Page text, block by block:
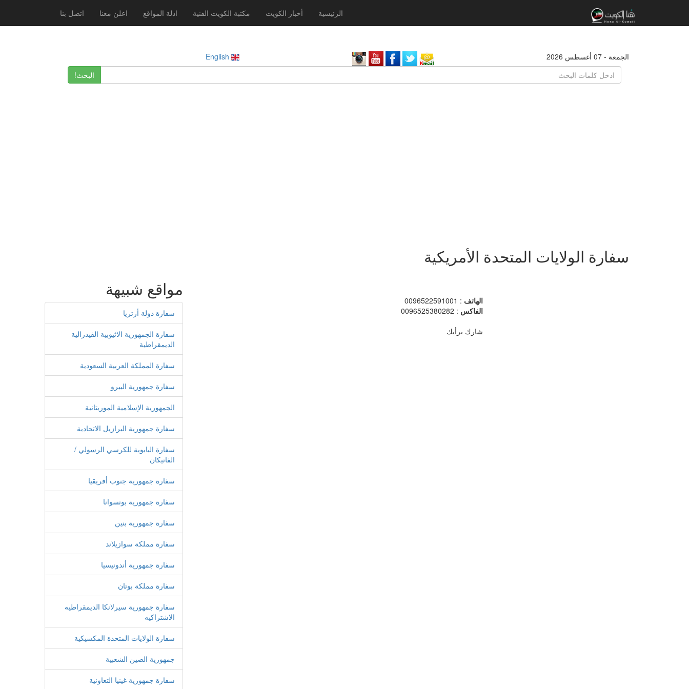
الرئيسية أخبار الكويت مكتبة الكويت الفنية ادلة المواقع اعلن معنا اتصل بنا
الجمعة - 07 أغسطس 2026
البحث!
سفارة الولايات المتحدة الأمريكية
الهاتف : 0096522591001
الفاكس : 0096525380282
شارك برأيك
مواقع شبيهة
سفارة دولة أرتريا
سفارة الجمهورية الاثيوبية الفيدرالية
الديمقراطية
سفارة المملكة العربية السعودية
سفارة جمهورية البيرو
الجمهورية الإسلامية الموريتانية
سفارة جمهورية البرازيل الاتحادية
سفارة البابوية للكرسي الرسولي /
الفاتيكان
سفارة جمهورية جنوب أفريقيا
سفارة جمهورية بوتسوانا
سفارة جمهورية بنين
سفارة مملكة سوازيلاند
سفارة جمهورية أندونيسيا
سفارة مملكة بوتان
سفارة جمهورية سيرلانكا الديمقراطيه
الاشتراكيه
سفارة الولايات المتحدة المكسيكية
جمهورية الصين الشعبية
سفارة جمهورية غينيا التعاونية